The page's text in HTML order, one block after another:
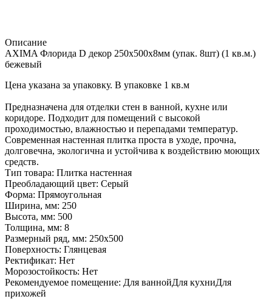
Описание
AXIMA Флорида D декор 250х500х8мм (упак. 8шт) (1 кв.м.)
бежевый
Цена указана за упаковку. В упаковке 1 кв.м
Предназначена для отделки стен в ванной, кухне или
коридоре. Подходит для помещений с высокой
проходимостью, влажностью и перепадами температур.
Современная настенная плитка проста в уходе, прочна,
долговечна, экологична и устойчива к воздействию моющих
средств.
Тип товара: Плитка настенная
Преобладающий цвет: Серый
Форма: Прямоугольная
Ширина, мм: 250
Высота, мм: 500
Толщина, мм: 8
Размерный ряд, мм: 250х500
Поверхность: Глянцевая
Ректификат: Нет
Морозостойкость: Нет
Рекомендуемое помещение: Для ваннойДля кухниДля
прихожей